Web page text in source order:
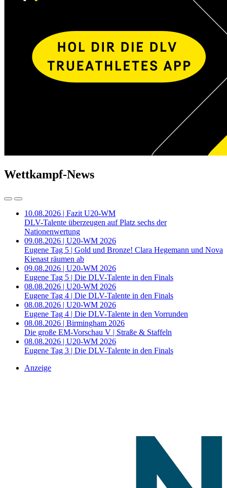
Wettkampf-News
10.08.2026 | Fazit U20-WM
DLV-Talente überzeugen auf Platz sechs der
Nationenwertung
09.08.2026 | U20-WM 2026
Eugene Tag 5 | Gold und Bronze! Clara Hegemann und Nova
Kienast räumen ab
09.08.2026 | U20-WM 2026
Eugene Tag 5 | Die DLV-Talente in den Finals
08.08.2026 | U20-WM 2026
Eugene Tag 4 | Die DLV-Talente in den Finals
08.08.2026 | U20-WM 2026
Eugene Tag 4 | Die DLV-Talente in den Vorrunden
08.08.2026 | Birmingham 2026
Die große EM-Vorschau V | Straße & Staffeln
08.08.2026 | U20-WM 2026
Eugene Tag 3 | Die DLV-Talente in den Finals
Anzeige